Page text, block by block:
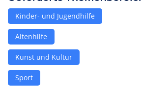
Kinder- und Jugendhilfe
Altenhilfe
Kunst und Kultur
Sport